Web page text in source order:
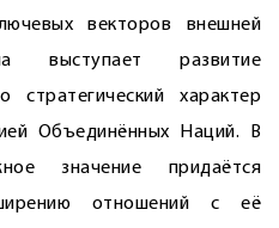
векторов внешней
выступает развитие
стратегический характер
Объединённых Наций. В
значение придаётся
отношений с её